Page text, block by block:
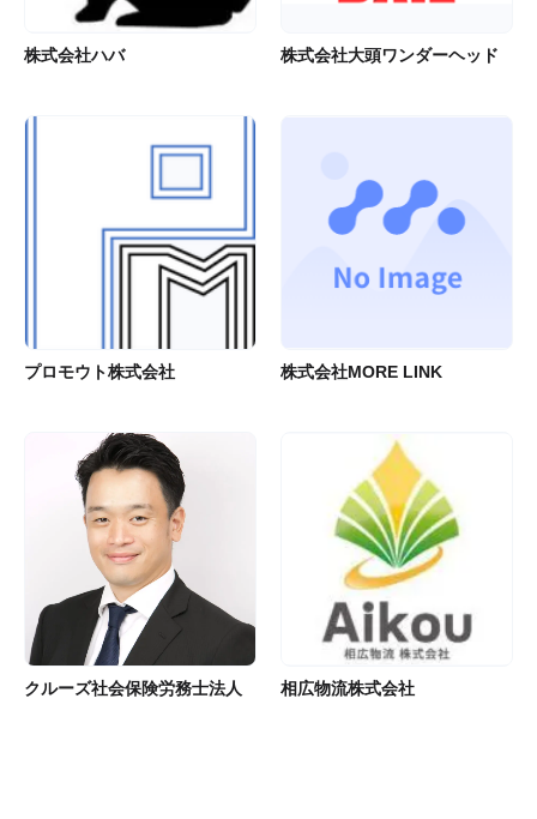
株式会社ハバ 株式会社大頭ワンダーヘッド
プロモウト株式会社 株式会社MORE LINK
クルーズ社会保険労務士法人 相広物流株式会社